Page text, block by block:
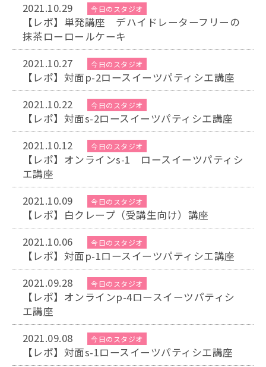
2021.10.29 今日のスタジオ
【レポ】単発講座 デハイドレーターフリーの
抹茶ローロールケーキ
2021.10.27
今日のスタジオ
【レポ】対面p-2ロースイーツパティシエ講座
2021.10.22
今日のスタジオ
【レポ】対面s-2ロースイーツパティシエ講座
2021.10.12
今日のスタジオ
【レポ】オンラインs-1 ロースイーツパティシ
エ講座
2021.10.09
今日のスタジオ
【レポ】白クレープ（受講生向け）講座
2021.10.06
今日のスタジオ
【レポ】対面p-1ロースイーツパティシエ講座
2021.09.28
今日のスタジオ
【レポ】オンラインp-4ロースイーツパティシ
エ講座
2021.09.08
今日のスタジオ
【レポ】対面s-1ロースイーツパティシエ講座